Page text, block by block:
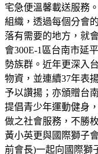
宅急便溫馨載送服務
組織，透過每個分會
落有需要的地方，就
會300E-1區台南市延
勢族群。近年更深入
物資，並連續37年表
予以讚揚；亦頒贈台
提倡青少年運動健身
做之社會服務，不勝
黃小英更與國際獅子
前會長)一起向國際獅